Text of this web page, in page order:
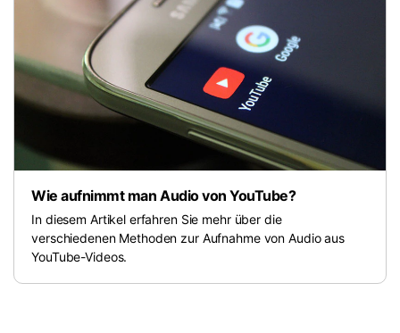
Wie aufnimmt man Audio von YouTube?
In diesem Artikel erfahren Sie mehr über die
verschiedenen Methoden zur Aufnahme von Audio aus
YouTube-Videos.